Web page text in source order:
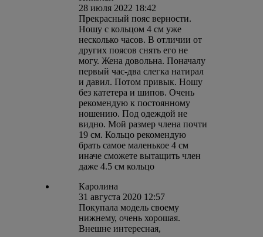
28 июля 2022 18:42
Прекрасный пояс верности.
Ношу с кольцом 4 см уже
несколько часов. В отличии от
других поясов снять его не
могу. Жена довольна. Поначалу
первый час-два слегка натирал
и давил. Потом привык. Ношу
без катетера и шипов. Очень
рекомендую к постоянному
ношению. Под одеждой не
видно. Мой размер члена почти
19 см. Кольцо рекомендую
брать самое маленькое 4 см
иначе сможете вытащить член
даже 4.5 см кольцо
Каролина
31 августа 2020 12:57
Покупала модель своему
нижнему, очень хорошая.
Внешне интересная,